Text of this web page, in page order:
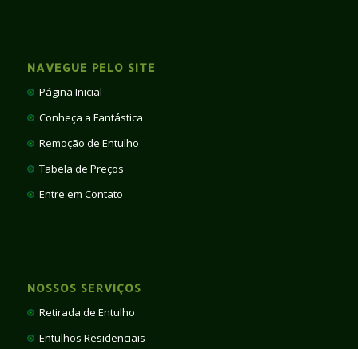
NAVEGUE PELO SITE
Página Inicial
Conheça a Fantástica
Remoção de Entulho
Tabela de Preços
Entre em Contato
NOSSOS SERVIÇOS
Retirada de Entulho
Entulhos Residenciais